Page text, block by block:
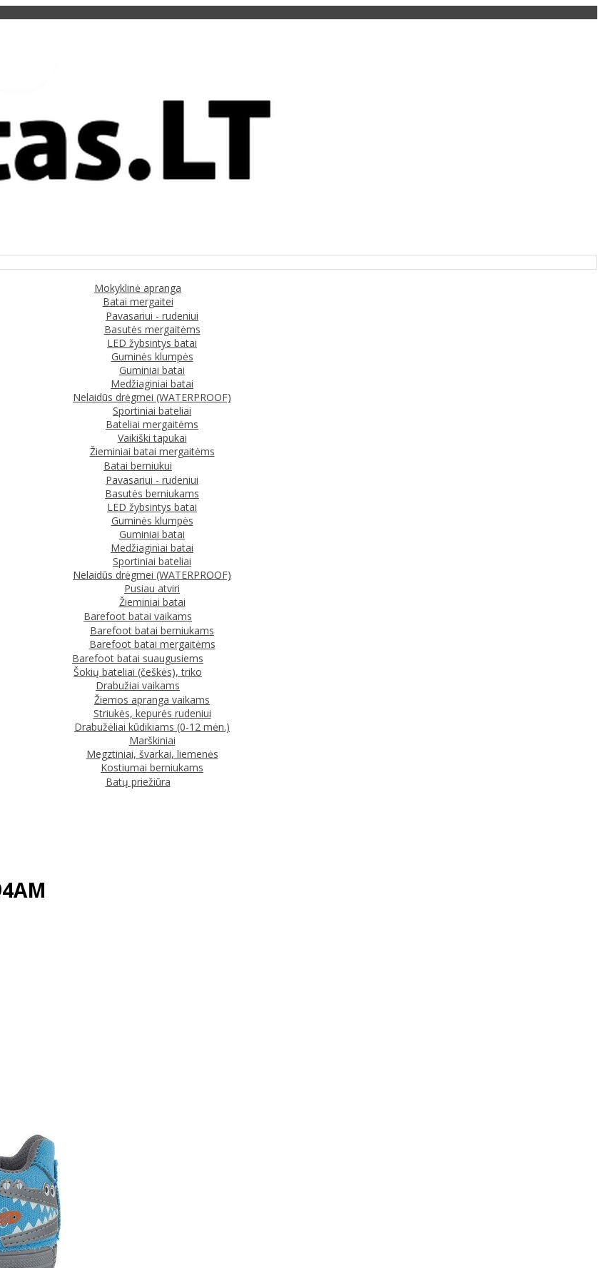
Mokyklinė apranga
Batai mergaitei
Pavasariui - rudeniui
Basutės mergaitėms
LED žybsintys batai
Guminės klumpės
Guminiai batai
Medžiaginiai batai
Nelaidūs drėgmei (WATERPROOF)
Sportiniai bateliai
Bateliai mergaitėms
Vaikiški tapukai
Žieminiai batai mergaitėms
Batai berniukui
Pavasariui - rudeniui
Basutės berniukams
LED žybsintys batai
Guminės klumpės
Guminiai batai
Medžiaginiai batai
Sportiniai bateliai
Nelaidūs drėgmei (WATERPROOF)
Pusiau atviri
Žieminiai batai
Barefoot batai vaikams
Barefoot batai berniukams
Barefoot batai mergaitėms
Barefoot batai suaugusiems
Šokių bateliai (češkės), triko
Drabužiai vaikams
Žiemos apranga vaikams
Striukės, kepurės rudeniui
Drabužėliai kūdikiams (0-12 mėn.)
Marškiniai
Megztiniai, švarkai, liemenės
Kostiumai berniukams
Batų priežiūra